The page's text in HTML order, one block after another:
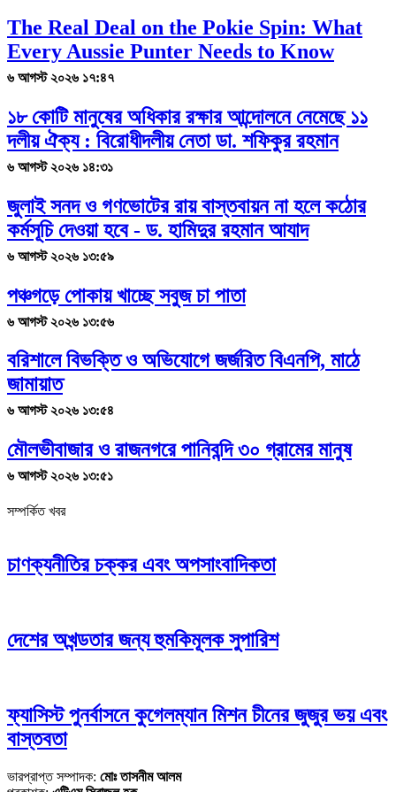
The Real Deal on the Pokie Spin: What
Every Aussie Punter Needs to Know
৬ আগস্ট ২০২৬ ১৭:৪৭
১৮ কোটি মানুষের অধিকার রক্ষার আন্দোলনে নেমেছে ১১
দলীয় ঐক্য : বিরোধীদলীয় নেতা ডা. শফিকুর রহমান
৬ আগস্ট ২০২৬ ১৪:৩১
জুলাই সনদ ও গণভোটের রায় বাস্তবায়ন না হলে কঠোর
কর্মসূচি দেওয়া হবে - ড. হামিদুর রহমান আযাদ
৬ আগস্ট ২০২৬ ১৩:৫৯
পঞ্চগড়ে পোকায় খাচ্ছে সবুজ চা পাতা
৬ আগস্ট ২০২৬ ১৩:৫৬
বরিশালে বিভক্তি ও অভিযোগে জর্জরিত বিএনপি, মাঠে
জামায়াত
৬ আগস্ট ২০২৬ ১৩:৫৪
মৌলভীবাজার ও রাজনগরে পানিবন্দি ৩০ গ্রামের মানুষ
৬ আগস্ট ২০২৬ ১৩:৫১
সম্পর্কিত খবর
চাণক্যনীতির চক্কর এবং অপসাংবাদিকতা
দেশের অখন্ডতার জন্য হুমকিমূলক সুপারিশ
ফ্যাসিস্ট পুনর্বাসনে কুগেলম্যান মিশন চীনের জুজুর ভয় এবং
বাস্তবতা
ভারপ্রাপ্ত সম্পাদক: মোঃ তাসনীম আলম